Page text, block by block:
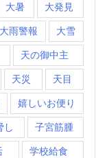
大暑 大発見
大雨警報 大雪
天の御中主
天災 天目
嬉しいお便り
し 子宮筋腫
学校給食